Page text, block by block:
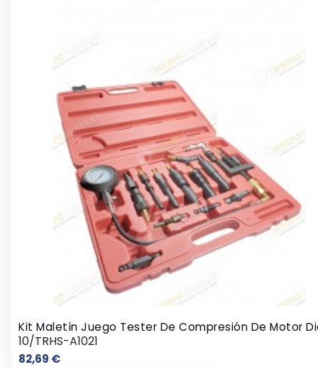
Kit Maletín Juego Tester De Compresión De Motor
10/TRHS-A1021
82,69 €Precio